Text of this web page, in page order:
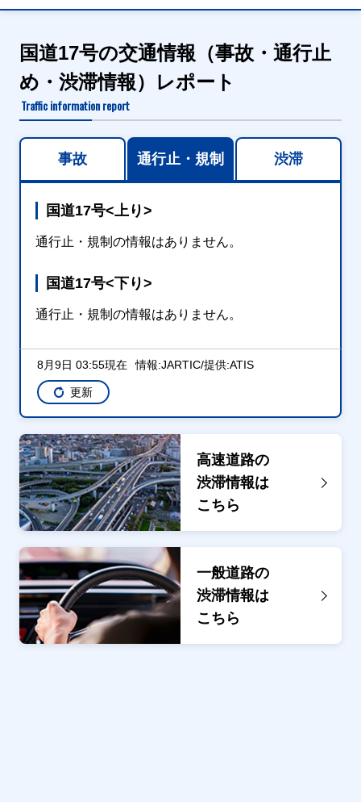
国道17号の交通情報（事故・通行止
め・渋滞情報）レポート
Traffic information report
事故 通行止・規制 渋滞
国道17号<上り>
通行止・規制の情報はありません。
国道17号<下り>
通行止・規制の情報はありません。
8月9日 03:55現在 情報:JARTIC/提供:ATIS
更新
高速道路の
渋滞情報は
こちら
一般道路の
渋滞情報は
こちら